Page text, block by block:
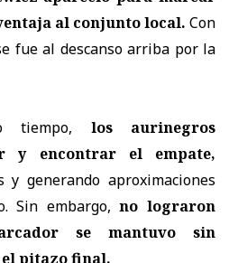
al conjunto local. Con
fue al descanso arriba por la
tiempo, los aurinegros
y encontrar el empate,
y generando aproximaciones
Sin embargo,no lograron
se mantuvo sin
pitazo final.